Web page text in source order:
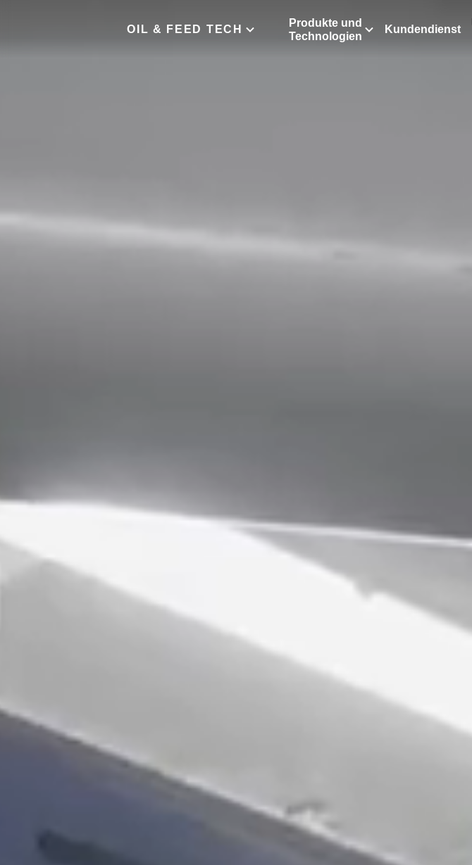
OIL & FEED TECH
Produkte und
Technologien
Kundendienst